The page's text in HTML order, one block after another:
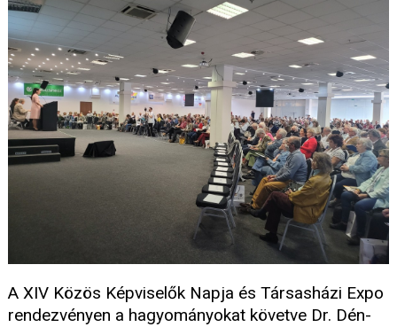
A XIV Közös Képviselők Napja és Társasházi Expo
rendezvényen a hagyományokat követve Dr. Dén-